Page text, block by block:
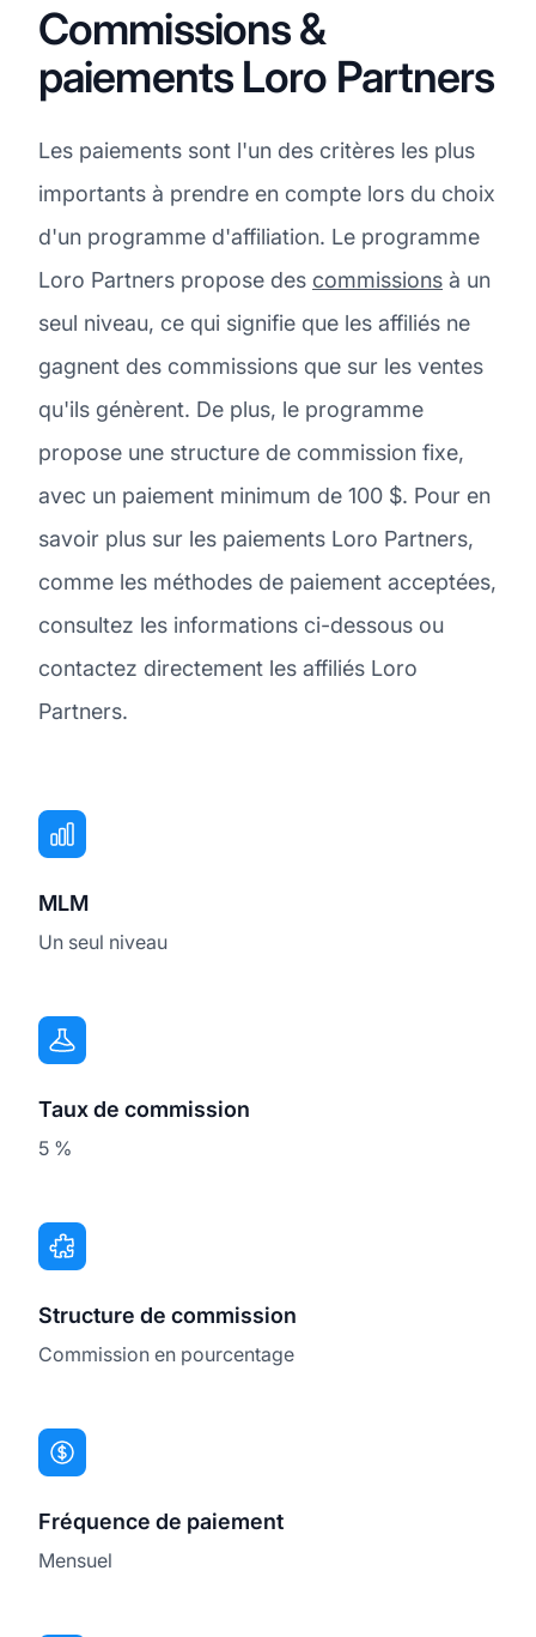
Commissions &
paiements Loro Partners
Les paiements sont l'un des critères les plus
importants à prendre en compte lors du choix
d'un programme d'affiliation. Le programme
Loro Partners propose des commissions à un
seul niveau, ce qui signifie que les affiliés ne
gagnent des commissions que sur les ventes
qu'ils génèrent. De plus, le programme
propose une structure de commission fixe,
avec un paiement minimum de 100 $. Pour en
savoir plus sur les paiements Loro Partners,
comme les méthodes de paiement acceptées,
consultez les informations ci-dessous ou
contactez directement les affiliés Loro
Partners.
MLM
Un seul niveau
Taux de commission
5 %
Structure de commission
Commission en pourcentage
Fréquence de paiement
Mensuel